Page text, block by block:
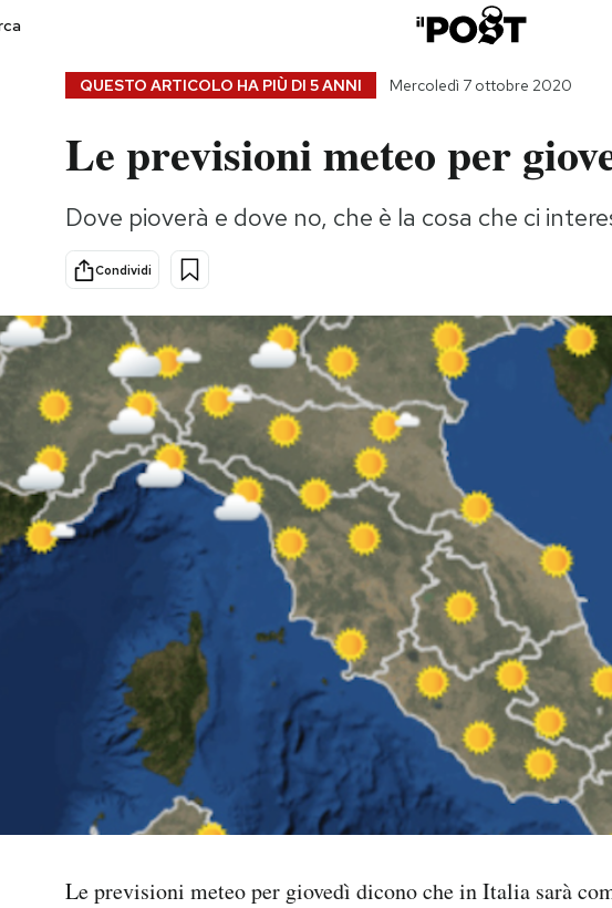
Consumismi
Storie/Idee
Ok Boomer!
Media
Europa
Altrecose
Mondiali calcio 2026
QUESTO ARTICOLO HA PIÙ DI 5 ANNI Mercoledì 7 ottobre 2020
Le previsioni meteo per
Dove pioverà e dove no, che è la cosa che ci
Condividi
Le previsioni meteo per giovedì dicono che in Italia sarà